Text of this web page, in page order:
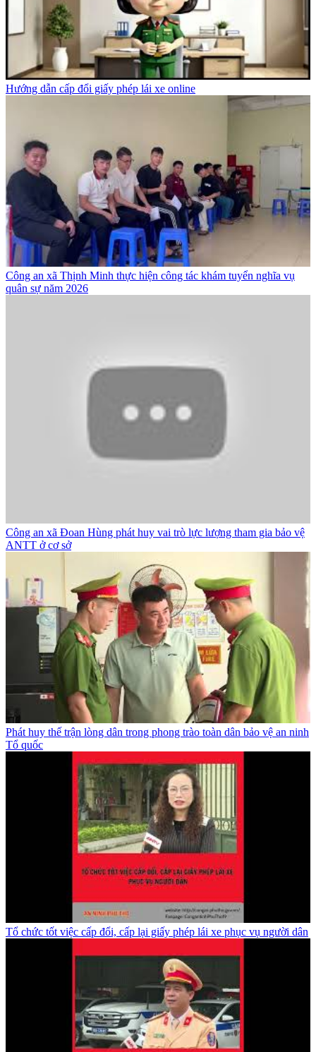
Hướng dẫn cấp đổi giấy phép lái xe online
Công an xã Thịnh Minh thực hiện công tác khám tuyển nghĩa vụ
quân sự năm 2026
Công an xã Đoan Hùng phát huy vai trò lực lượng tham gia bảo vệ
ANTT ở cơ sở
Phát huy thế trận lòng dân trong phong trào toàn dân bảo vệ an ninh
Tổ quốc
Tổ chức tốt việc cấp đổi, cấp lại giấy phép lái xe phục vụ người dân